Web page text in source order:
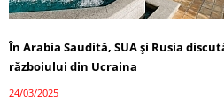
În Arabia Saudită, SUA și Rusia
războiului din Ucraina
24/03/2025